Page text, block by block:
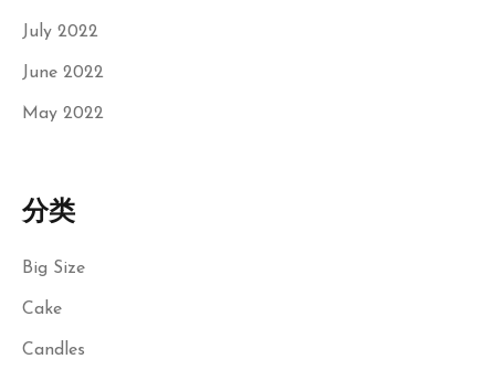
July 2022
June 2022
May 2022
分类
Big Size
Cake
Candles